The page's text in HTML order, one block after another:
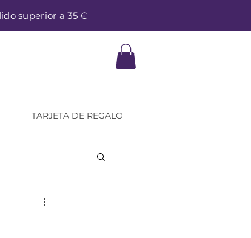
superior a 35 €
TARJETA DE REGALO